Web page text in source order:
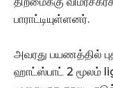
பாராட்டியுள்ளனர்.
அவரது பயணத்தில்
ஹாட்ஸ்பாட் 2 மூலம்